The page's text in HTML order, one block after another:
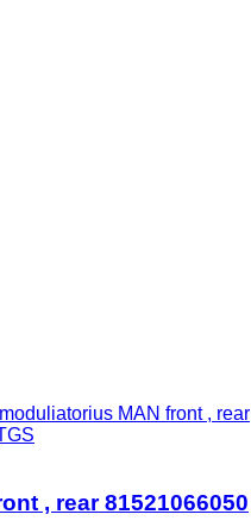
MAN front , rear
, rear 81521066050